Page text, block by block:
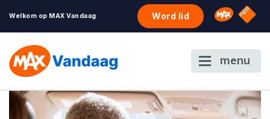
Welkom op MAX Vandaag Word lid Omroep
NPO
menu